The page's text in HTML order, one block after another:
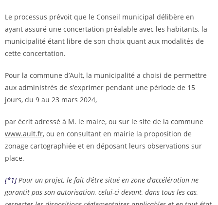
Le processus prévoit que le Conseil municipal délibère en
ayant assuré une concertation préalable avec les habitants, la
municipalité étant libre de son choix quant aux modalités de
cette concertation.
Pour la commune d’Ault, la municipalité a choisi de permettre
aux administrés de s’exprimer pendant une période de 15
jours, du 9 au 23 mars 2024,
par écrit adressé à M. le maire, ou sur le site de la commune
www.ault.fr, ou en consultant en mairie la proposition de
zonage cartographiée et en déposant leurs observations sur
place.
[*1]Pour un projet, le fait d’être situé en zone d’accélération ne
garantit pas son autorisation, celui-ci devant, dans tous les cas,